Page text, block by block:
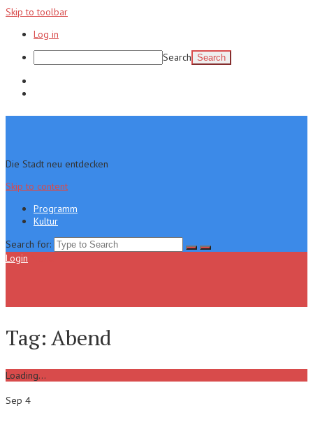
Skip to toolbar
Log in
Search
Die Stadt neu entdecken
Skip to content
Programm
Kultur
Search for:
Login
Tag: Abend
Loading...
Sep 4